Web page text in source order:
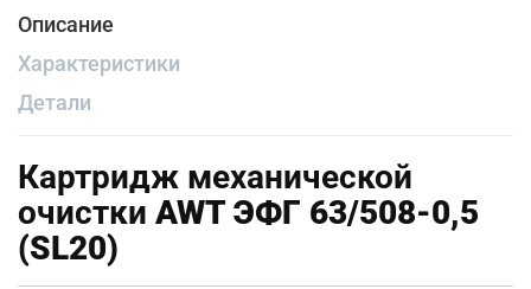
Описание
Характеристики
Детали
Картридж механической
очистки AWT ЭФГ 63/508-0,5
(SL20)